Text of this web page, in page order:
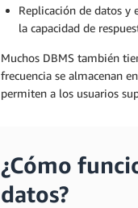
Replicación de datos y
la capacidad de
Muchos DBMS también
frecuencia se almacenan
permiten a los usuarios
¿Cómo
datos?